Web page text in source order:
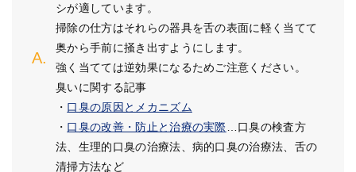
シが適しています。
掃除の仕方はそれらの器具を舌の表面に軽く当てて
奥から手前に掻き出すようにします。
強く当てては逆効果になるためご注意ください。
臭いに関する記事
・ 口臭の原因とメカニズム
・ 口臭の改善・防止と治療の実際 …口臭の検査方
法、生理的口臭の治療法、病的口臭の治療法、舌の
清掃方法など